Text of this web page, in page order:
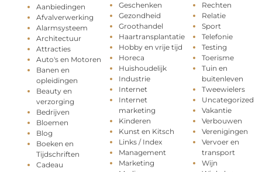
Aanbiedingen
Afvalverwerking
Alarmsysteem
Architectuur
Attracties
Auto's en Motoren
Banen en
opleidingen
Beauty en
verzorging
Bedrijven
Bloemen
Blog
Boeken en
Tijdschriften
Cadeau
Geschenken
Gezondheid
Groothandel
Haartransplantatie
Hobby en vrije tijd
Horeca
Huishoudelijk
Industrie
Internet
Internet
marketing
Kinderen
Kunst en Kitsch
Links / Index
Management
Marketing
Rechten
Relatie
Sport
Telefonie
Testing
Toerisme
Tuin en
buitenleven
Tweewielers
Uncategorized
Vakantie
Verbouwen
Verenigingen
Vervoer en
transport
Wijn